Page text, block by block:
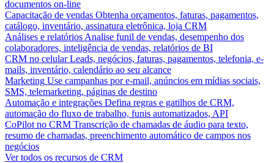
documentos on-line
Capacitação de vendas Obtenha orçamentos, faturas, pagamentos,
catálogo, inventário, assinatura eletrônica, loja CRM
Análises e relatórios Analise funil de vendas, desempenho dos
colaboradores, inteligência de vendas, relatórios de BI
CRM no celular Leads, negócios, faturas, pagamentos, telefonia, e-
mails, inventário, calendário ao seu alcance
Marketing Use campanhas por e-mail, anúncios em mídias sociais,
SMS, telemarketing, páginas de destino
Automação e integrações Defina regras e gatilhos de CRM,
automação do fluxo de trabalho, funis automatizados, API
CoPilot no CRM Transcrição de chamadas de áudio para texto,
resumo de chamadas, preenchimento automático de campos nos
negócios
Ver todos os recursos de CRM